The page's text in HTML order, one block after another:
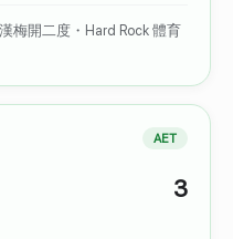
梅開二度・Hard Rock 體育
AET
3